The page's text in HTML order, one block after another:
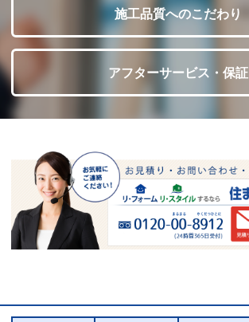
施工品質へのこだわり
アフターサービス・保証